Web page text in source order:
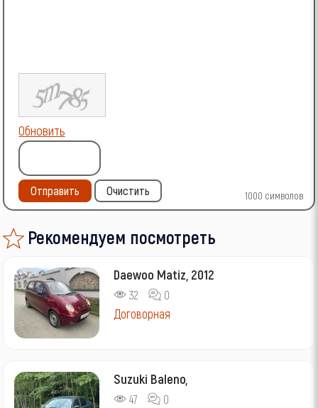
1000 символов
Обновить
Отправить Очистить
Рекомендуем посмотреть
Daewoo Matiz, 2012
32 0
Договорная
Suzuki Baleno,
47 0